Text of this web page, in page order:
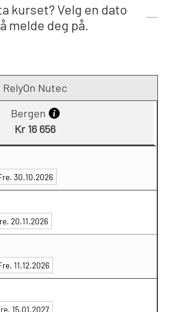
kurset? Velg en dato
melde deg på.
RelyOn Nutec
Bergen
Kr 16 656
30.10.2026
20.11.2026
11.12.2026
15.01.2027